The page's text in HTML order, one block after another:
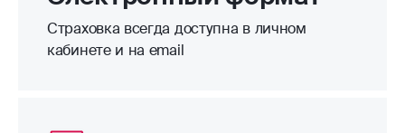
Страховка всегда доступна в личном
кабинете и на email